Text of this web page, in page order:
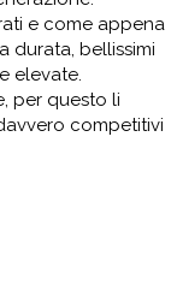
e come appena
durata, bellissimi
elevate.
per questo li
competitivi